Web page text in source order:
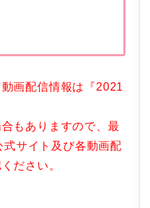
画配信情報は『2021
もありますので、最
サイト及び各動画配
ださい。